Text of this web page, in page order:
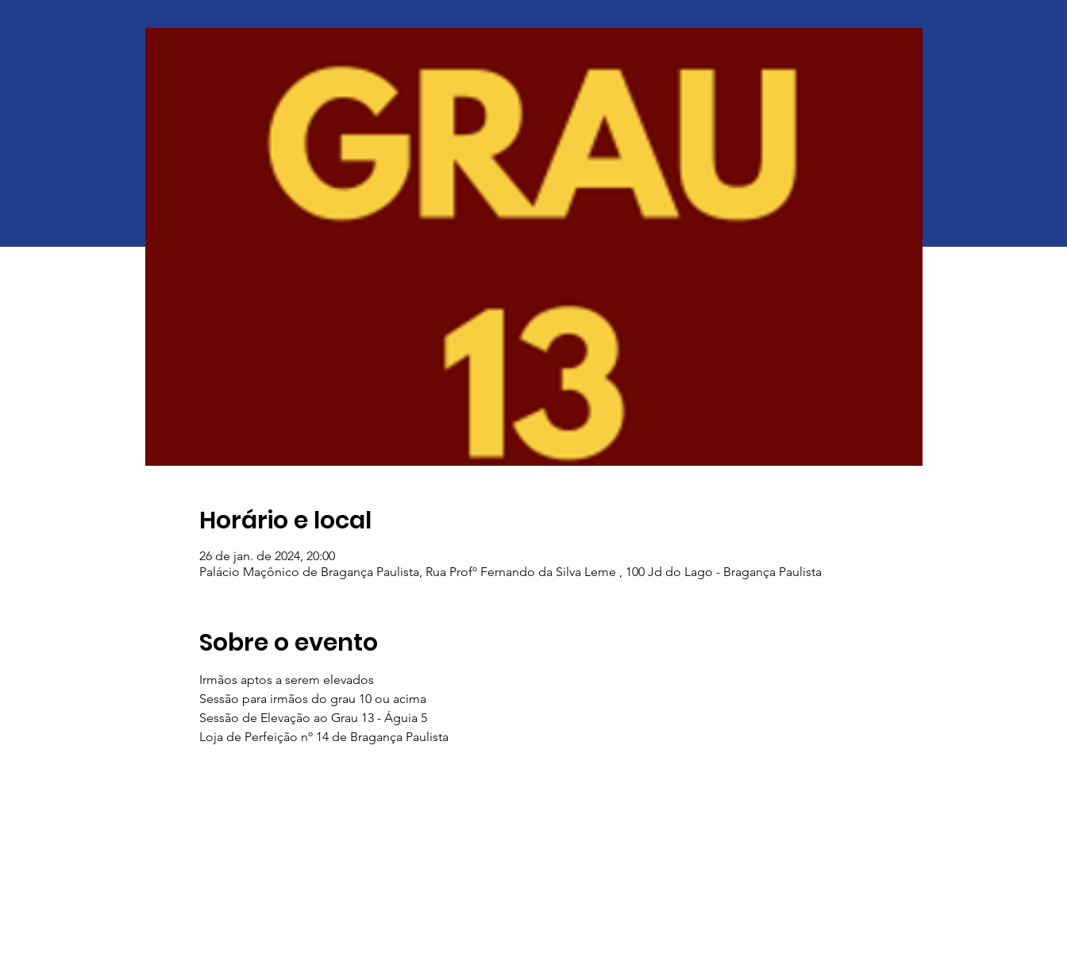
Horário e local
26 de jan. de 2024, 20:00
Palácio Maçônico de Bragança Paulista, Rua Profº Fernando da Silva Leme , 100 Jd do Lago - Bragança Paulista
Sobre o evento
Irmãos aptos a serem elevados
Sessão para irmãos do grau 10 ou acima
Sessão de Elevação ao Grau 13 - Águia 5
Loja de Perfeição nº 14 de Bragança Paulista